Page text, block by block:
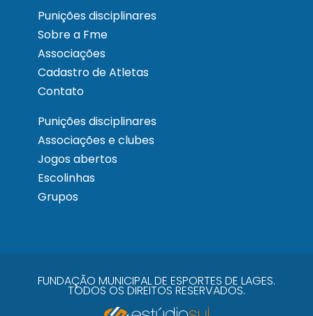
Punições disciplinares
Sobre a Fme
Associações
Cadastro de Atletas
Contato
Punições disciplinares
Associações e clubes
Jogos abertos
Escolinhas
Grupos
FUNDAÇÃO MUNICIPAL DE ESPORTES DE LAGES.
TODOS OS DIREITOS RESERVADOS.